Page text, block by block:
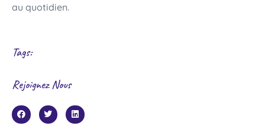
au quotidien.
Tags:
Rejoignez Nous